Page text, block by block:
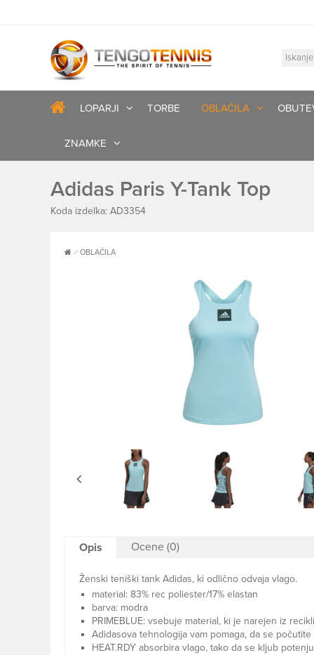
LOPARJI TORBE OBLAČILA
ZNAMKE
Adidas Paris Y-Tank Top
Koda izdelka: AD3354
OBLAČILA
Opis Ocene (0)
Ženski teniški tank Adidas, ki odlično odvaja vlago.
material: 83% rec poliester/17% elastan
barva: modra
PRIMEBLUE: vsebuje material, ki je narejen iz
Adidasova tehnologija vam pomaga, da se
HEAT.RDY absorbira vlago, tako da se kljub